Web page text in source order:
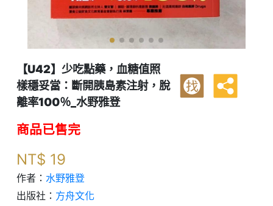
【U42】少吃點藥，血糖值照
樣穩妥當：斷開胰島素注射，脫
離率100％_水野雅登
找
商品已售完
NT$ 19
作者： 水野雅登
出版社： 方舟文化